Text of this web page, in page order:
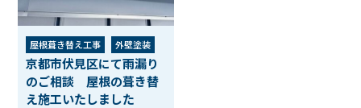
屋根葺き替え工事 外壁塗装
京都市伏見区にて雨漏り
のご相談 屋根の葺き替
え施工いたしました